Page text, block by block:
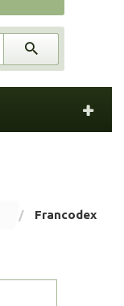
Francodex